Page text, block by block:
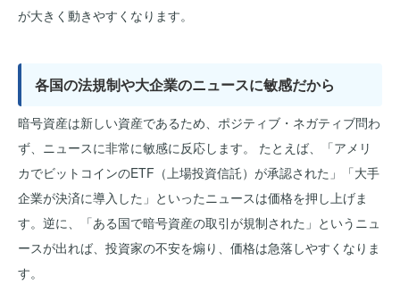
が大きく動きやすくなります。
各国の法規制や大企業のニュースに敏感だから
暗号資産は新しい資産であるため、ポジティブ・ネガティブ問わ
ず、ニュースに非常に敏感に反応します。 たとえば、「アメリ
カでビットコインのETF（上場投資信託）が承認された」「大手
企業が決済に導入した」といったニュースは価格を押し上げま
す。逆に、「ある国で暗号資産の取引が規制された」というニュ
ースが出れば、投資家の不安を煽り、価格は急落しやすくなりま
す。